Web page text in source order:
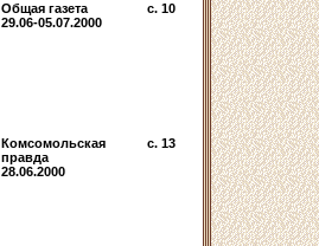
Общая газета
29.06-05.07.2000
c. 10
Комсомольская
правда
28.06.2000
c. 13